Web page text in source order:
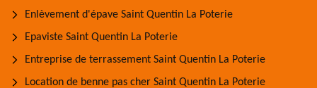
Enlèvement d'épave Saint Quentin La Poterie
Epaviste Saint Quentin La Poterie
Entreprise de terrassement Saint Quentin La Poterie
Location de benne pas cher Saint Quentin La Poterie